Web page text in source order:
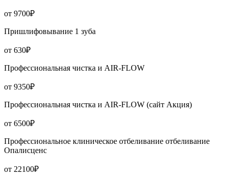
от 9700₽
Пришлифовывание 1 зуба
от 630₽
Профессиональная чистка и AIR-FLOW
от 9350₽
Профессиональная чистка и AIR-FLOW (сайт Акция)
от 6500₽
Профессиональное клиническое отбеливание отбеливание
Опалисценс
от 22100₽